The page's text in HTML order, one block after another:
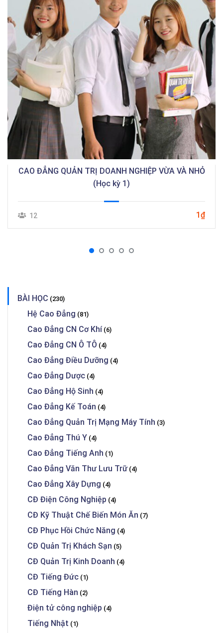
CAO ĐẲNG QUẢN TRỊ DOANH NGHIỆP VỪA VÀ NHỎ
(Học kỳ 1)
12 1₫
BÀI HỌC (230)
Hệ Cao Đẳng (81)
Cao Đẳng CN Cơ Khí (6)
Cao Đẳng CN Ô TÔ (4)
Cao Đẳng Điều Dưỡng (4)
Cao Đẳng Dược (4)
Cao Đẳng Hộ Sinh (4)
Cao Đẳng Kế Toán (4)
Cao Đẳng Quản Trị Mạng Máy Tính (3)
Cao Đẳng Thú Y (4)
Cao Đẳng Tiếng Anh (1)
Cao Đẳng Văn Thư Lưu Trữ(4)
Cao Đẳng Xây Dựng (4)
CĐ Điện Công Nghiệp (4)
CĐ Kỹ Thuật Chế Biến Món Ăn (7)
CĐ Phục Hồi Chức Năng (4)
CĐ Quản Trị Khách Sạn (5)
CĐ Quản Trị Kinh Doanh (4)
CĐ Tiếng Đức (1)
CĐ Tiếng Hàn (2)
Điện tử công nghiệp (4)
Tiếng Nhật (1)